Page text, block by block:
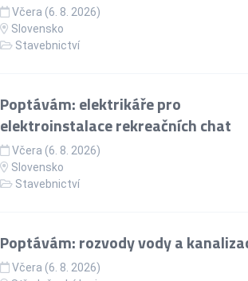
Včera (6. 8. 2026)
Slovensko
Stavebnictví
Poptávám: elektrikáře pro
elektroinstalace rekreačních chat
Včera (6. 8. 2026)
Slovensko
Stavebnictví
Poptávám: rozvody vody a
Včera (6. 8. 2026)